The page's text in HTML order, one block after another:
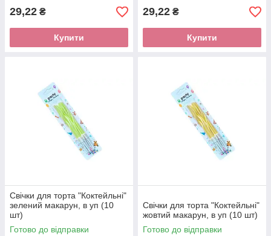
29,22 ₴
Купити
29,22 ₴
Купити
Свічки для торта "Коктейльні"
зелений макарун, в уп (10
шт)
Готово до відправки
Свічки для торта "Коктейльні"
жовтий макарун, в уп (10 шт)
Готово до відправки